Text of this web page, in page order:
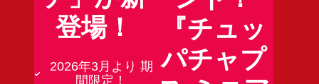
登場！
2026年3月より 期
間限定！
『チュッ
パチャプ